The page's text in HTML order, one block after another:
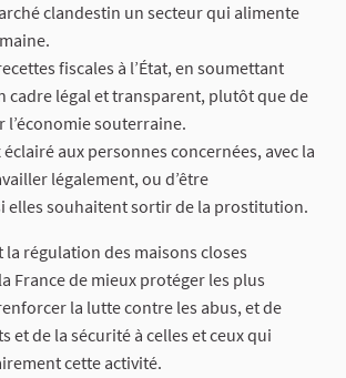
clandestin un secteur qui alimente
fiscales à l’État, en soumettant
cadre légal et transparent, plutôt que de
l’économie souterraine.
aux personnes concernées, avec la
légalement, ou d’être
elles souhaitent sortir de la prostitution.
la régulation des maisons closes
France de mieux protéger les plus
la lutte contre les abus, et de
et de la sécurité à celles et ceux qui
cette activité.